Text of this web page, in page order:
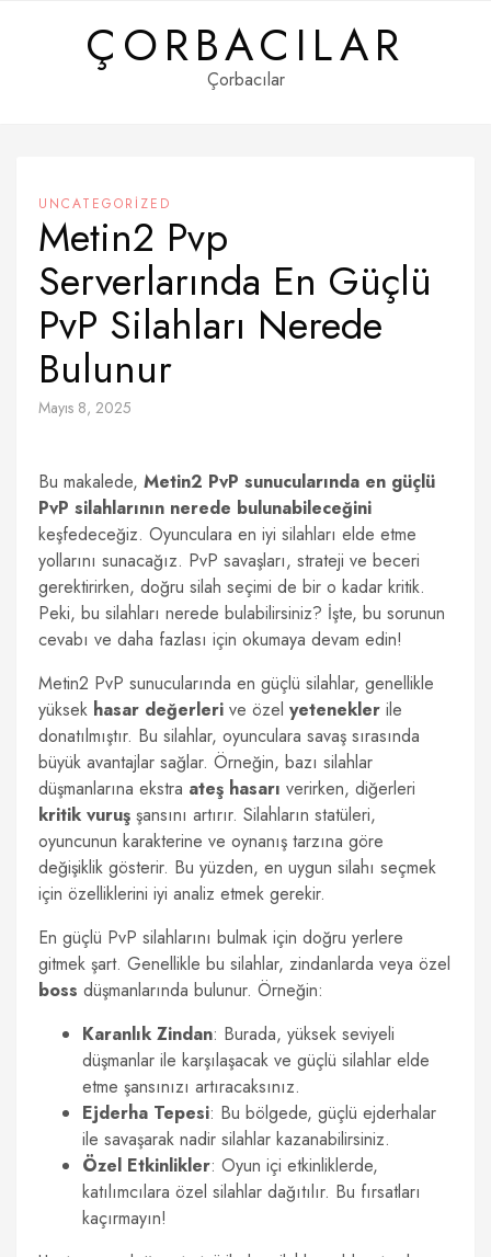
ÇORBACILAR
Çorbacılar
UNCATEGORIZED
Metin2 Pvp
Serverlarında En Güçlü
PvP Silahları Nerede
Bulunur
Mayıs 8, 2025
Bu makalede, Metin2 PvP sunucularında en güçlü
PvP silahlarının nerede bulunabileceğini
keşfedeceğiz. Oyunculara en iyi silahları elde etme
yollarını sunacağız. PvP savaşları, strateji ve beceri
gerektirirken, doğru silah seçimi de bir o kadar kritik.
Peki, bu silahları nerede bulabilirsiniz? İşte, bu sorunun
cevabı ve daha fazlası için okumaya devam edin!
Metin2 PvP sunucularında en güçlü silahlar, genellikle
yüksek hasar değerleri ve özel yetenekler ile
donatılmıştır. Bu silahlar, oyunculara savaş sırasında
büyük avantajlar sağlar. Örneğin, bazı silahlar
düşmanlarına ekstra ateş hasarı verirken, diğerleri
kritik vuruş şansını artırır. Silahların statüleri,
oyuncunun karakterine ve oynanış tarzına göre
değişiklik gösterir. Bu yüzden, en uygun silahı seçmek
için özelliklerini iyi analiz etmek gerekir.
En güçlü PvP silahlarını bulmak için doğru yerlere
gitmek şart. Genellikle bu silahlar, zindanlarda veya özel
boss düşmanlarında bulunur. Örneğin:
Karanlık Zindan: Burada, yüksek seviyeli
düşmanlar ile karşılaşacak ve güçlü silahlar elde
etme şansınızı artıracaksınız.
Ejderha Tepesi: Bu bölgede, güçlü ejderhalar
ile savaşarak nadir silahlar kazanabilirsiniz.
Özel Etkinlikler: Oyun içi etkinliklerde,
katılımcılara özel silahlar dağıtılır. Bu fırsatları
kaçırmayın!